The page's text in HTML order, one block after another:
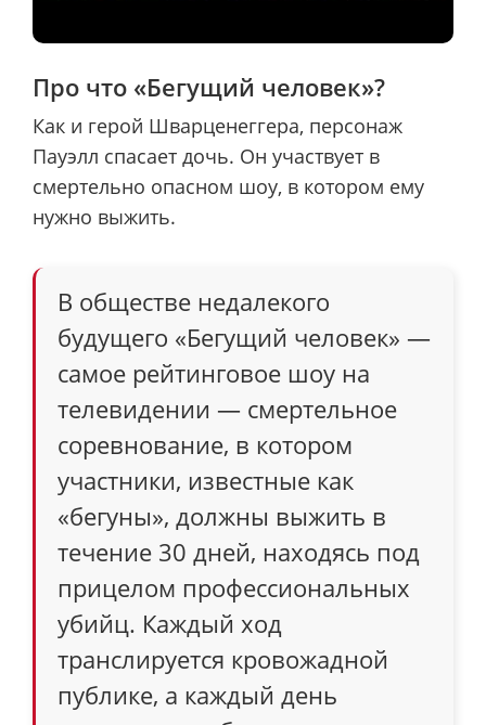
Про что «Бегущий человек»?
Как и герой Шварценеггера, персонаж
Пауэлл спасает дочь. Он участвует в
смертельно опасном шоу, в котором ему
нужно выжить.
В обществе недалекого
будущего «Бегущий человек» —
самое рейтинговое шоу на
телевидении — смертельное
соревнование, в котором
участники, известные как
«бегуны», должны выжить в
течение 30 дней, находясь под
прицелом профессиональных
убийц. Каждый ход
транслируется кровожадной
публике, а каждый день